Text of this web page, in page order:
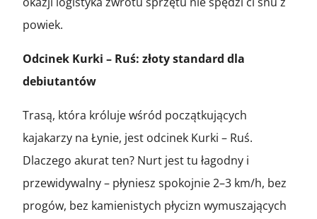
powiek.
Odcinek Kurki – Ruś: złoty standard dla
debiutantów
Trasą, która króluje wśród początkujących
kajakarzy na Łynie, jest odcinek Kurki – Ruś.
Dlaczego akurat ten? Nurt jest tu łagodny i
przewidywalny – płyniesz spokojnie 2–3 km/h, bez
progów, bez kamienistych płycizn wymuszających